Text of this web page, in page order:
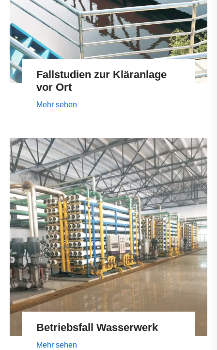
Fallstudien zur Kläranlage
vor Ort
Mehr sehen
Betriebsfall Wasserwerk
Mehr sehen